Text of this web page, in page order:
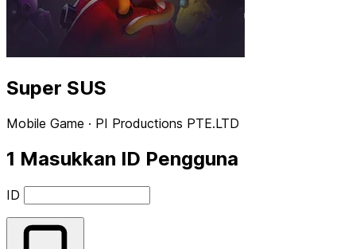
Super SUS
Mobile Game · PI Productions PTE.LTD
1 Masukkan ID Pengguna
ID